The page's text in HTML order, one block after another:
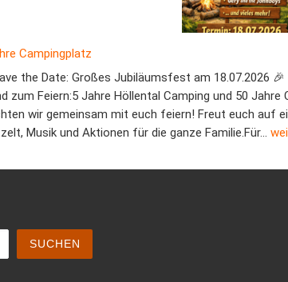
Campingplatz
the Date: Großes Jubiläumsfest am 18.07.2026
zum Feiern:5 Jahre Höllental Camping und 50
wir gemeinsam mit euch feiern! Freut euch auf
Musik und Aktionen für die ganze Familie.Für…5
SUCHEN